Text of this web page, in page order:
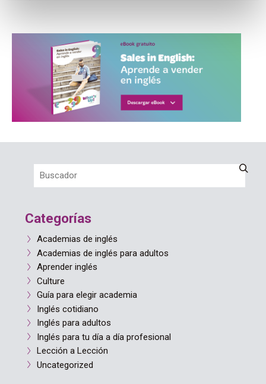
Categorías
Academias de inglés
Academias de inglés para adultos
Aprender inglés
Culture
Guía para elegir academia
Inglés cotidiano
Inglés para adultos
Inglés para tu día a día profesional
Lección a Lección
Uncategorized